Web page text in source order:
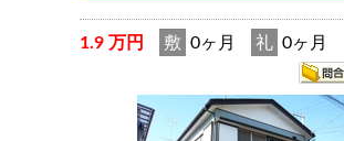
1.9 万円 敷 0ヶ月 礼 0ヶ月